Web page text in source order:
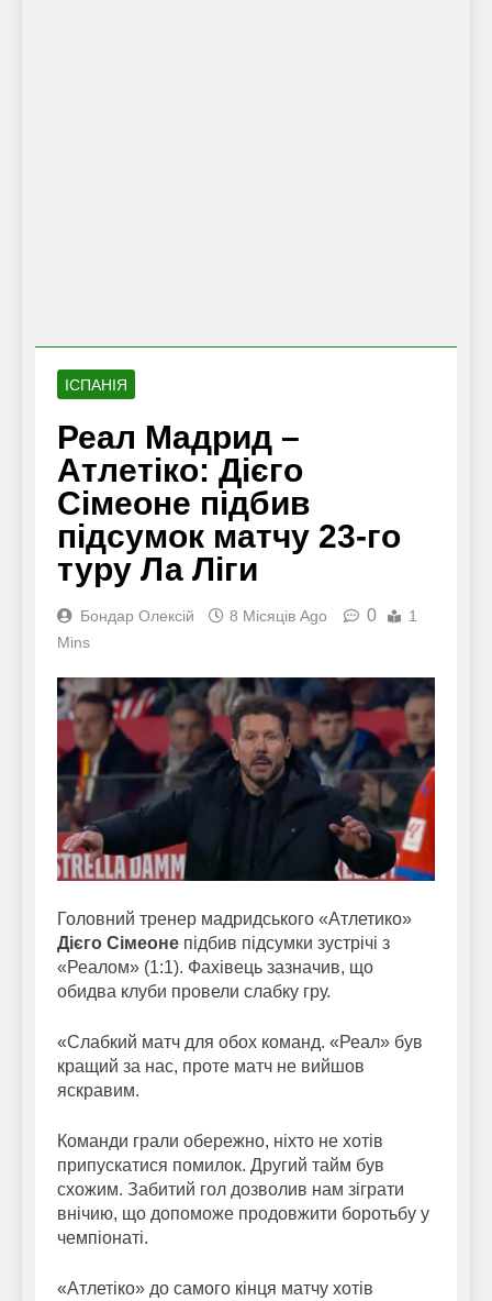
ІСПАНІЯ
Реал Мадрид –
Атлетіко: Дієго
Сімеоне підбив
підсумок матчу 23-го
туру Ла Ліги
Бондар Олексій 8 Місяців Ago 0
1
Mins
Головний тренер мадридського «Атлетико»
Дієго Сімеоне підбив підсумки зустрічі з
«Реалом» (1:1). Фахівець зазначив, що
обидва клуби провели слабку гру.
«Слабкий матч для обох команд. «Реал» був
кращий за нас, проте матч не вийшов
яскравим.
Команди грали обережно, ніхто не хотів
припускатися помилок. Другий тайм був
схожим. Забитий гол дозволив нам зіграти
внічию, що допоможе продовжити боротьбу у
чемпіонаті.
«Атлетіко» до самого кінця матчу хотів